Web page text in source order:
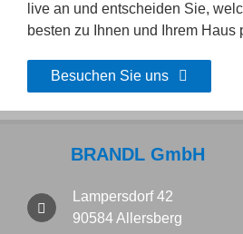
live an und entscheiden Sie,
besten zu Ihnen und Ihrem Haus
Besuchen Sie uns
BRANDL GmbH
Lampersdorf 42
90584 Allersberg